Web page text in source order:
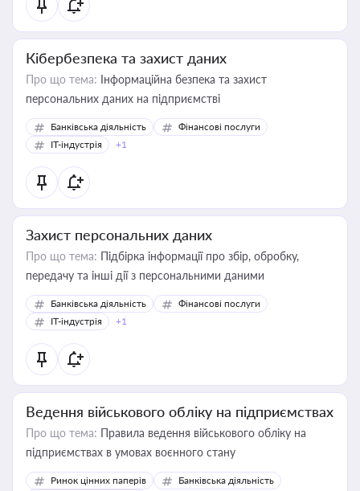
Кібербезпека та захист даних
Про що тема: Інформаційна безпека та захист
персональних даних на підприємстві
Банківська діяльність
Фінансові послуги
IT-індустрія
+1
Захист персональних даних
Про що тема: Підбірка інформації про збір, обробку,
передачу та інші дії з персональними даними
Банківська діяльність
Фінансові послуги
IT-індустрія
+1
Ведення військового обліку на підприємствах
Про що тема: Правила ведення військового обліку на
підприємствах в умовах воєнного стану
Ринок цінних паперів
Банківська діяльність